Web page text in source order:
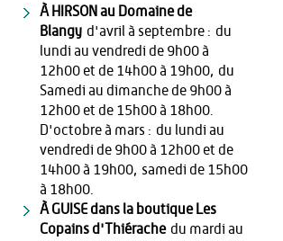
À HIRSON au Domaine de
Blangy d'avril à septembre : du
lundi au vendredi de 9h00 à
12h00 et de 14h00 à 19h00, du
Samedi au dimanche de 9h00 à
12h00 et de 15h00 à 18h00.
D'octobre à mars : du lundi au
vendredi de 9h00 à 12h00 et de
14h00 à 19h00, samedi de 15h00
à 18h00.
À GUISE dans la boutique Les
Copains d'Thiérache du mardi au